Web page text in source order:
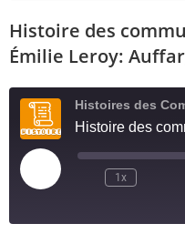
RSS FEED
SHARE
EMBED
Histoire des
Émilie Leroy:
Histoires des
1x